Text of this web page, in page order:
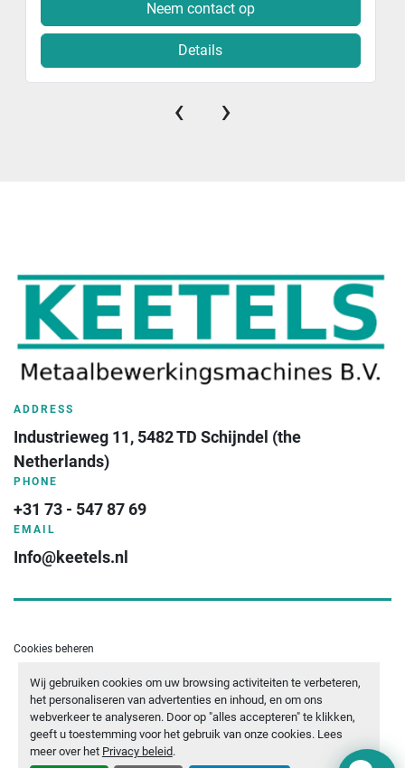
Wij gebruiken cookies om uw browsing activiteiten te verbeteren,
het personaliseren van advertenties en inhoud, en om ons
webverkeer te analyseren. Door op "alles accepteren" te klikken,
geeft u toestemming voor het gebruik van onze cookies. Lees
meer over het Privacy beleid.
Neem contact op
Details
‹ ›
ADDRESS
Industrieweg 11, 5482 TD Schijndel (the
Netherlands)
PHONE
+31 73 - 547 87 69
EMAIL
Info@keetels.nl
Cookies beheren
- YOUTUBE - LINKEDIN - WHATSAPP